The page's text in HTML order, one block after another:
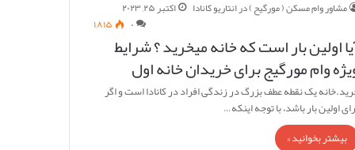
مشاور وام مسکن ( مورگیح ) در انتاریو کانادا
اکتبر ۲۵, ۲۰۲۳
۰
۱,۸۱۵
اولین بار است که خانه میخرید ؟ شرایط
وام مورگیج برای خریدان خانه اول
یک نقطه عطف بزرگ در زندگی افراد در کانادا است و اگر
اولین بار باشد، با توجه اینکه…
بیشتر بخوانید »